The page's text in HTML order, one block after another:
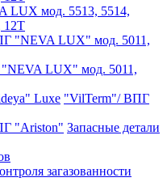
LUX мод. 5513, 5514,
12Т
LUX" мод. 5011,
"VilTerm"/ ВПГ
Запасные детали
загазованности